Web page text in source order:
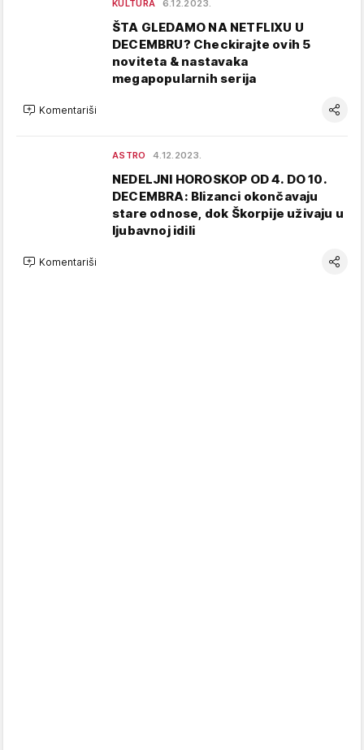
KULTURA 6.12.2023.
ŠTA GLEDAMO NA NETFLIXU U
DECEMBRU? Checkirajte ovih 5
noviteta & nastavaka
megapopularnih serija
Komentariši
ASTRO 4.12.2023.
NEDELJNI HOROSKOP OD 4. DO 10.
DECEMBRA: Blizanci okončavaju
stare odnose, dok Škorpije uživaju u
ljubavnoj idili
Komentariši